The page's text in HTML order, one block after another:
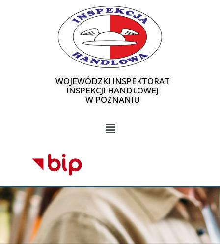
WOJEWÓDZKI INSPEKTORAT
INSPEKCJI HANDLOWEJ
W POZNANIU